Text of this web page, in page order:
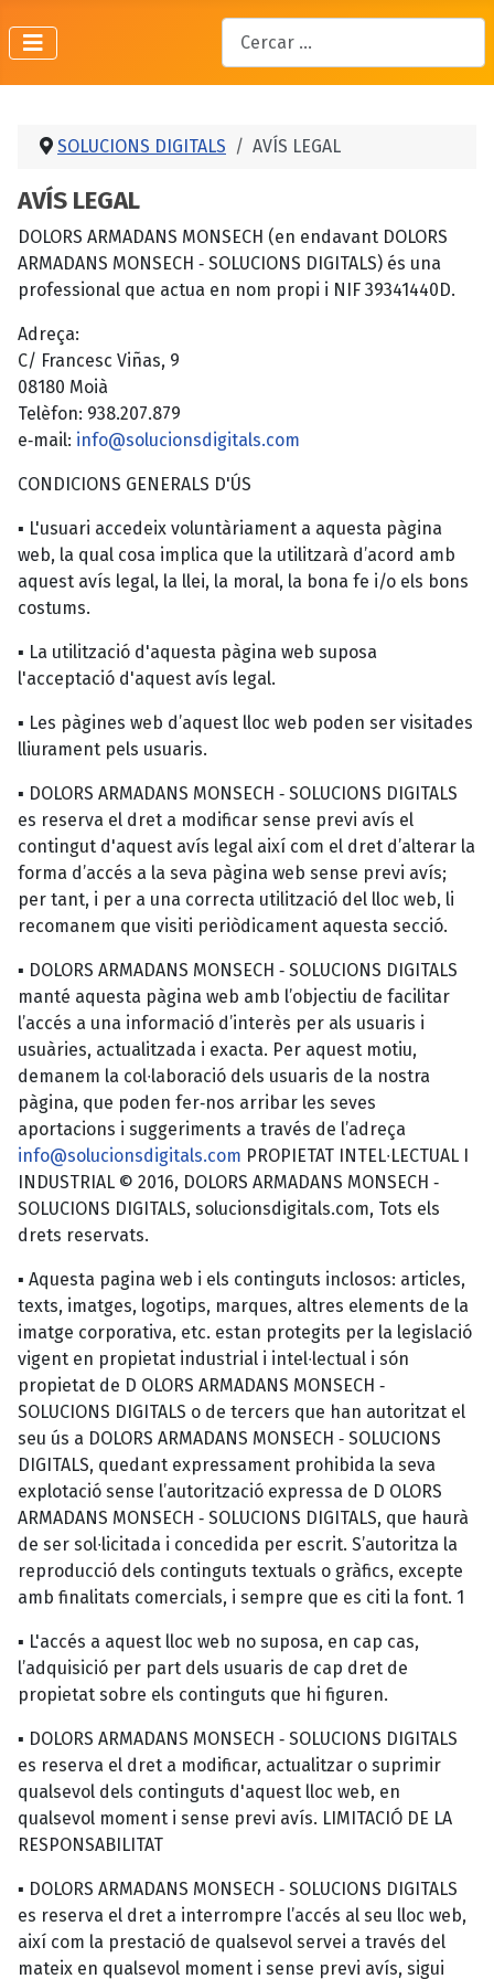
Cercar
SOLUCIONS DIGITALS AVÍS LEGAL
AVÍS LEGAL
DOLORS ARMADANS MONSECH (en endavant DOLORS
ARMADANS MONSECH ‐ SOLUCIONS DIGITALS) és una
professional que actua en nom propi i NIF 39341440D.
Adreça:
C/ Francesc Viñas, 9
08180 Moià
Telèfon: 938.207.879
e‐mail: info@solucionsdigitals.com
CONDICIONS GENERALS D'ÚS
▪ L'usuari accedeix voluntàriament a aquesta pàgina
web, la qual cosa implica que la utilitzarà d’acord amb
aquest avís legal, la llei, la moral, la bona fe i/o els bons
costums.
▪ La utilització d'aquesta pàgina web suposa
l'acceptació d'aquest avís legal.
▪ Les pàgines web d’aquest lloc web poden ser visitades
lliurament pels usuaris.
▪ DOLORS ARMADANS MONSECH ‐ SOLUCIONS DIGITALS
es reserva el dret a modificar sense previ avís el
contingut d'aquest avís legal així com el dret d’alterar la
forma d’accés a la seva pàgina web sense previ avís;
per tant, i per a una correcta utilització del lloc web, li
recomanem que visiti periòdicament aquesta secció.
▪ DOLORS ARMADANS MONSECH ‐ SOLUCIONS DIGITALS
manté aquesta pàgina web amb l’objectiu de facilitar
l’accés a una informació d’interès per als usuaris i
usuàries, actualitzada i exacta. Per aquest motiu,
demanem la col∙laboració dels usuaris de la nostra
pàgina, que poden fer‐nos arribar les seves
aportacions i suggeriments a través de l’adreça
info@solucionsdigitals.com PROPIETAT INTEL∙LECTUAL I
INDUSTRIAL © 2016, DOLORS ARMADANS MONSECH ‐
SOLUCIONS DIGITALS, solucionsdigitals.com, Tots els
drets reservats.
▪ Aquesta pagina web i els continguts inclosos: articles,
texts, imatges, logotips, marques, altres elements de la
imatge corporativa, etc. estan protegits per la legislació
vigent en propietat industrial i intel∙lectual i són
propietat de D OLORS ARMADANS MONSECH ‐
SOLUCIONS DIGITALS o de tercers que han autoritzat el
seu ús a DOLORS ARMADANS MONSECH ‐ SOLUCIONS
DIGITALS, quedant expressament prohibida la seva
explotació sense l’autorització expressa de D OLORS
ARMADANS MONSECH ‐ SOLUCIONS DIGITALS, que haurà
de ser sol∙licitada i concedida per escrit. S’autoritza la
reproducció dels continguts textuals o gràfics, excepte
amb finalitats comercials, i sempre que es citi la font. 1
▪ L'accés a aquest lloc web no suposa, en cap cas,
l’adquisició per part dels usuaris de cap dret de
propietat sobre els continguts que hi figuren.
▪ DOLORS ARMADANS MONSECH ‐ SOLUCIONS DIGITALS
es reserva el dret a modificar, actualitzar o suprimir
qualsevol dels continguts d'aquest lloc web, en
qualsevol moment i sense previ avís. LIMITACIÓ DE LA
RESPONSABILITAT
▪ DOLORS ARMADANS MONSECH ‐ SOLUCIONS DIGITALS
es reserva el dret a interrompre l’accés al seu lloc web,
així com la prestació de qualsevol servei a través del
mateix en qualsevol moment i sense previ avís, sigui